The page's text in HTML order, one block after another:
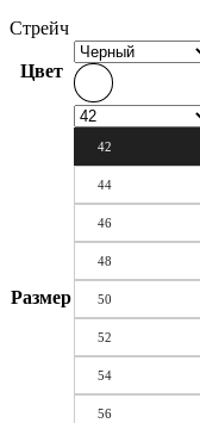
Стрейч
Цвет
Размер
42
44
46
48
50
52
54
56